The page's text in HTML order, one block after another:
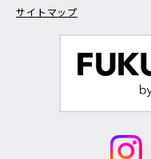
サイトマップ